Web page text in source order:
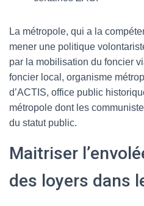
La métropole, qui a la
mener une politique
par la mobilisation du foncier
foncier local, organisme
d’ACTIS, office public
métropole dont les
du statut public.
Maitriser
des loyers dans